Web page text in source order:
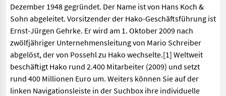
Dezember 1948 gegründet. Der Name ist von Hans Koch &
Sohn abgeleitet. Vorsitzender der Hako-Geschäftsführung ist
Ernst-Jürgen Gehrke. Er wird am 1. Oktober 2009 nach
zwölfjähriger Unternehmensleitung von Mario Schreiber
abgelöst, der von Possehl zu Hako wechselte.[1] Weltweit
beschäftigt Hako rund 2.400 Mitarbeiter (2009) und setzt
rund 400 Millionen Euro um. Weiters können Sie auf der
linken Navigationsleiste in der Suchbox ihre individuelle